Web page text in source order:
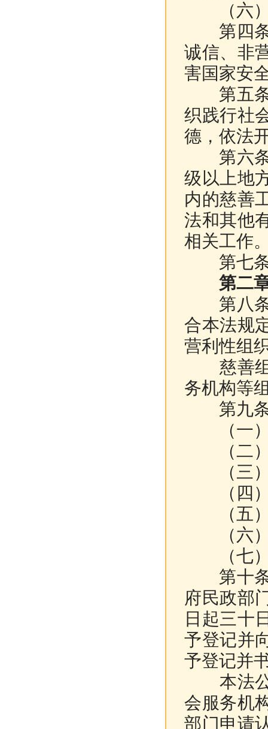
（六）
第四条
诚信、非
害国家安
第五条
织践行社
德，依法
第六条
级以上地
内的慈善
法和其他
相关工作
第七条
第二章
第八条
合本法规
营利性组
慈善组
务机构等
第九条
（一）
（二）
（三）
（四）
（五）
（六）
（七）
第十条
府民政部
日起三十
予登记并
予登记并
本法公
会服务机
部门申请